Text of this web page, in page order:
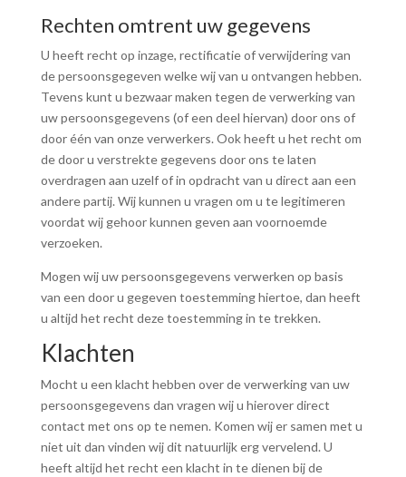
Rechten omtrent uw gegevens
U heeft recht op inzage, rectificatie of verwijdering van
de persoonsgegeven welke wij van u ontvangen hebben.
Tevens kunt u bezwaar maken tegen de verwerking van
uw persoonsgegevens (of een deel hiervan) door ons of
door één van onze verwerkers. Ook heeft u het recht om
de door u verstrekte gegevens door ons te laten
overdragen aan uzelf of in opdracht van u direct aan een
andere partij. Wij kunnen u vragen om u te legitimeren
voordat wij gehoor kunnen geven aan voornoemde
verzoeken.
Mogen wij uw persoonsgegevens verwerken op basis
van een door u gegeven toestemming hiertoe, dan heeft
u altijd het recht deze toestemming in te trekken.
Klachten
Mocht u een klacht hebben over de verwerking van uw
persoonsgegevens dan vragen wij u hierover direct
contact met ons op te nemen. Komen wij er samen met u
niet uit dan vinden wij dit natuurlijk erg vervelend. U
heeft altijd het recht een klacht in te dienen bij de